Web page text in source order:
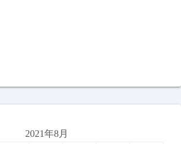
2021年8月